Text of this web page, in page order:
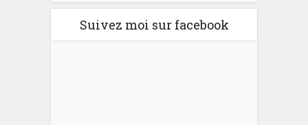
Suivez moi sur facebook